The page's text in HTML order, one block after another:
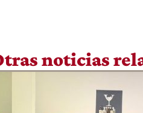
noticias